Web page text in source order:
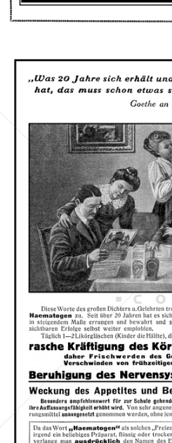
Dr. Hommel's Haematogen
1912